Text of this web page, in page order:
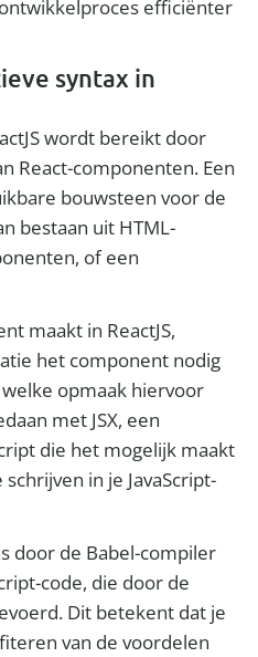
efficiënter
syntax in
wordt bereikt door
React-componenten. Een
bouwsteen voor de
bestaan uit HTML-
of een
maakt in ReactJS,
het component nodig
opmaak hiervoor
met JSX, een
die het mogelijk maakt
in je JavaScript-
door de Babel-compiler
code, die door de
Dit betekent dat je
van de voordelen